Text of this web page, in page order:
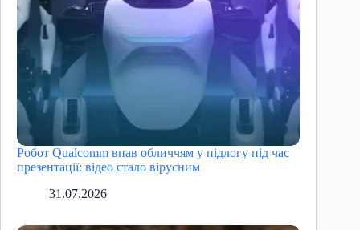
Робот Qualcomm впав обличчям у підлогу під час
презентації: відео стало вірусним
31.07.2026